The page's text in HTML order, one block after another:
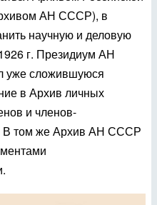
АН СССР), в
научную и деловую
г. Президиум АН
уже сложившуюся
в Архив личных
и членов-
В том же Архив АН СССР